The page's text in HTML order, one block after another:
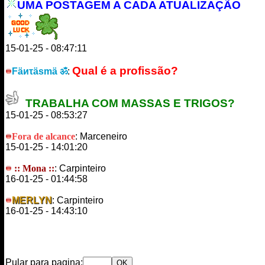
UMA POSTAGEM A CADA ATUALIZAÇÃO
15-01-25 - 08:47:11
Fäиτäsmä ॐ: Qual é a profissão?
TRABALHA COM MASSAS E TRIGOS?
15-01-25 - 08:53:27
Fora de alcance: Marceneiro
15-01-25 - 14:01:20
:: Mona ::: Carpinteiro
16-01-25 - 01:44:58
MERLYN: Carpinteiro
16-01-25 - 14:43:10
Pular para pagina: